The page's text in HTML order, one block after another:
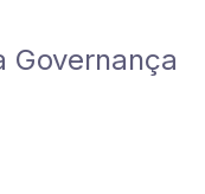
Governança